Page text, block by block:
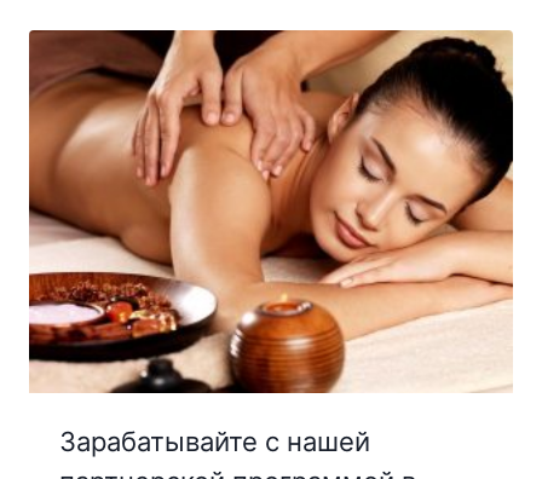
Зарабатывайте с нашей